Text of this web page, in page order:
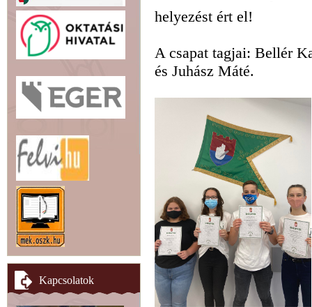
Kapcsolatok
helyezést ért el!
A csapat tagjai: Bellér
és Juhász Máté.